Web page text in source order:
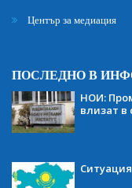
Център за медиация
ПОСЛЕДНО В
НОИ:
влизат в